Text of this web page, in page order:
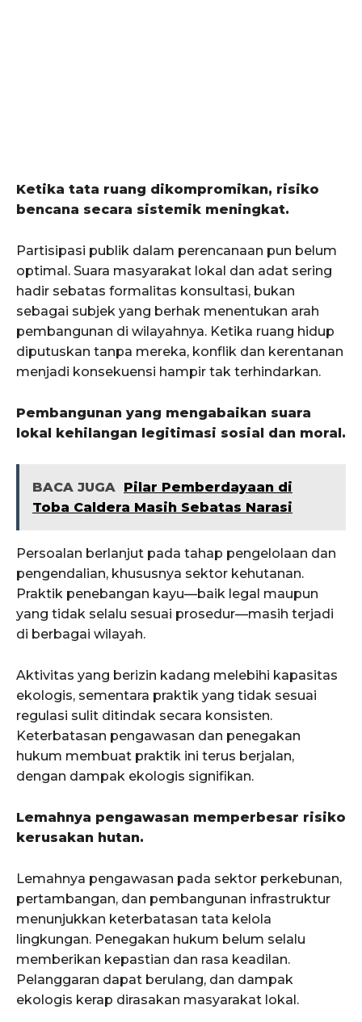
Ketika tata ruang dikompromikan, risiko
bencana secara sistemik meningkat.
Partisipasi publik dalam perencanaan pun belum
optimal. Suara masyarakat lokal dan adat sering
hadir sebatas formalitas konsultasi, bukan
sebagai subjek yang berhak menentukan arah
pembangunan di wilayahnya. Ketika ruang hidup
diputuskan tanpa mereka, konflik dan kerentanan
menjadi konsekuensi hampir tak terhindarkan.
Pembangunan yang mengabaikan suara
lokal kehilangan legitimasi sosial dan moral.
BACA JUGA Pilar Pemberdayaan di
Toba Caldera Masih Sebatas Narasi
Persoalan berlanjut pada tahap pengelolaan dan
pengendalian, khususnya sektor kehutanan.
Praktik penebangan kayu—baik legal maupun
yang tidak selalu sesuai prosedur—masih terjadi
di berbagai wilayah.
Aktivitas yang berizin kadang melebihi kapasitas
ekologis, sementara praktik yang tidak sesuai
regulasi sulit ditindak secara konsisten.
Keterbatasan pengawasan dan penegakan
hukum membuat praktik ini terus berjalan,
dengan dampak ekologis signifikan.
Lemahnya pengawasan memperbesar risiko
kerusakan hutan.
Lemahnya pengawasan pada sektor perkebunan,
pertambangan, dan pembangunan infrastruktur
menunjukkan keterbatasan tata kelola
lingkungan. Penegakan hukum belum selalu
memberikan kepastian dan rasa keadilan.
Pelanggaran dapat berulang, dan dampak
ekologis kerap dirasakan masyarakat lokal.